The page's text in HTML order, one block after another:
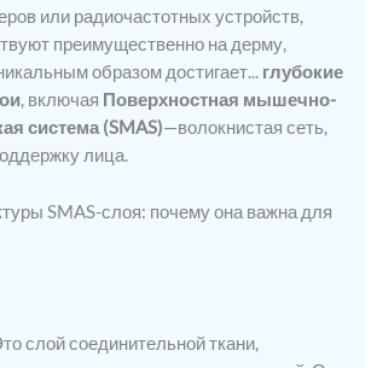
или радиочастотных устройств,
преимущественно на дерму,
образом достигает... глубокие
, включая Поверхностная мышечно-
система (SMAS)—волокнистая сеть,
лица.
SMAS-слоя: почему она важна для
слой соединительной ткани,